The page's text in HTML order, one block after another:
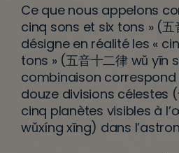
Ce que nous appelons
cinq sons et six tons » (五
désigne en réalité les «
tons » (五音十二律 wǔ yīn
combinaison
douze divisions célestes
cinq planètes visibles à
wǔxíng xīng) dans